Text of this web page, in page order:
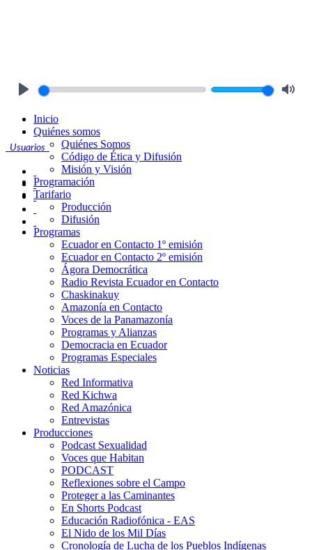
Usuarios
Inicio
Quiénes somos
Quiénes Somos
Código de Ética y Difusión
Misión y Visión
Programación
Tarifario
Producción
Difusión
Programas
Ecuador en Contacto 1º emisión
Ecuador en Contacto 2º emisión
Ágora Democrática
Radio Revista Ecuador en Contacto
Chaskinakuy
Amazonía en Contacto
Voces de la Panamazonía
Programas y Alianzas
Democracia en Ecuador
Programas Especiales
Noticias
Red Informativa
Red Kichwa
Red Amazónica
Entrevistas
Producciones
Podcast Sexualidad
Voces que Habitan
PODCAST
Reflexiones sobre el Campo
Proteger a las Caminantes
En Shorts Podcast
Educación Radiofónica - EAS
El Nido de los Mil Días
Cronología de Lucha de los Pueblos Indígenas